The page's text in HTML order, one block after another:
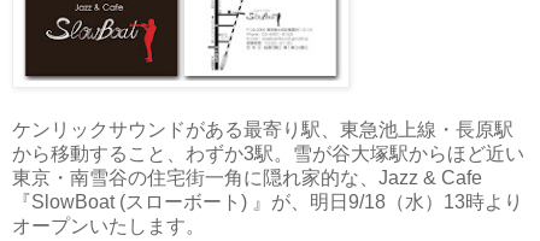
ケンリックサウンドがある最寄り駅、東急池上線・長原駅
から移動すること、わずか3駅。雪が谷大塚駅からほど近い
東京・南雪谷の住宅街一角に隠れ家的な、Jazz & Cafe
『SlowBoat (スローボート) 』が、明日9/18（水）13時より
オープンいたします。